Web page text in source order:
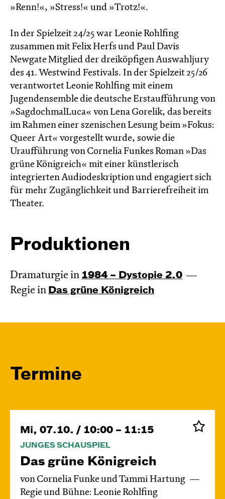
»Renn!«, »Stress!« und »Trotz!«.
In der Spielzeit 24/25 war Leonie Rohlfing
zusammen mit Felix Herfs und Paul Davis
Newgate Mitglied der dreiköpfigen Auswahljury
des 41. Westwind Festivals. In der Spielzeit 25/26
verantwortet Leonie Rohlfing mit einem
Jugendensemble die deutsche Erstaufführung von
»SagdochmalLuca« von Lena Gorelik, das bereits
im Rahmen einer szenischen Lesung beim »Fokus:
Queer Art« vorgestellt wurde, sowie die
Uraufführung von Cornelia Funkes Roman »Das
grüne Königreich« mit einer künstlerisch
integrierten Audiodeskription und engagiert sich
für mehr Zugänglichkeit und Barrierefreiheit im
Theater.
Produktionen
Dramaturgie in 1984 – Dystopie 2.0
Regie in Das grüne König­reich
Termine
Mi, 07.10. / 10:00 – 11:15
JUNGES SCHAUSPIEL
Das grüne König­reich
von Cornelia Funke und Tammi Hartung
Regie und Bühne: Leonie Rohlfing